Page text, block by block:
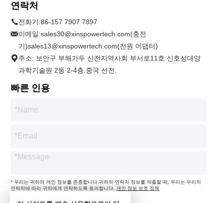
연락처
전화기:86-157 7907 7897
이메일:sales30@xinspowertech.com(충전
기)sales13@xinspowertech.com(전원 어댑터)
주소: 보안구 부해가두 신전지역사회 부서로11호 신호성대양
과학기술원 2동 2-4층.중국 선전.
빠른 인용
* 우리는 귀하의 개인 정보를 존중합니다.귀하의 연락처 정보를 제출할 때, 우리는 우리의
연락처에 따라 귀하에게 연락하도록 동의합니다. 개인 정보 보호 정책